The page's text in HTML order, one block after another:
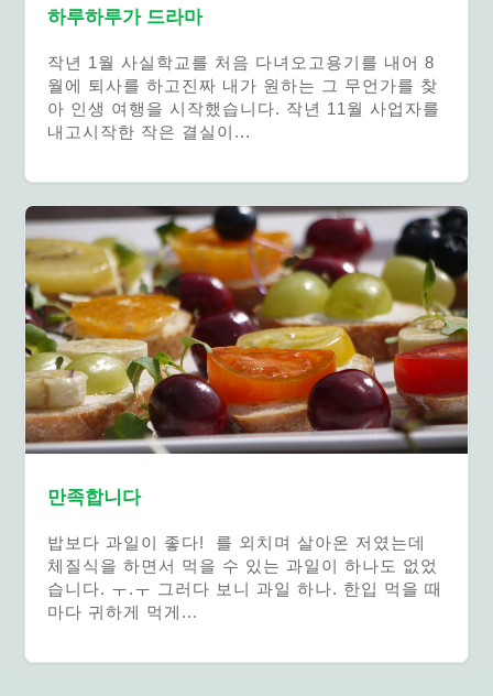
하루하루가 드라마
작년 1월 사실학교를 처음 다녀오고용기를 내어 8
월에 퇴사를 하고진짜 내가 원하는 그 무언가를 찾
아 인생 여행을 시작했습니다. 작년 11월 사업자를
내고시작한 작은 결실이...
만족합니다
밥보다 과일이 좋다! 를 외치며 살아온 저였는데
체질식을 하면서 먹을 수 있는 과일이 하나도 없었
습니다. ㅜ.ㅜ 그러다 보니 과일 하나. 한입 먹을 때
마다 귀하게 먹게...